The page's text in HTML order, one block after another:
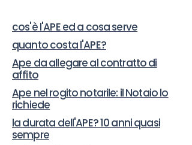
cos'è l'APE ed a cosa serve
quanto costa l'APE?
Ape da allegare al contratto di
affito
Ape nel rogito notarile: il Notaio lo
richiede
la durata dell'APE? 10 anni quasi
sempre